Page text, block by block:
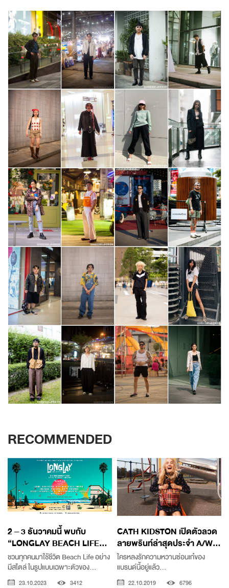
RECOMMENDED
2 – 3 ธันวาคมนี้ พบกับ
“LONGLAY BEACH LIFE...
ชวนทุกคนมาใช้ชีวิต Beach Life อย่าง
มีสไตล์ ในรูปแบบเฉพาะตัวของ...
23.10.2023 3412
CATH KIDSTON เปิดตัวลวด
ลายพรินท์ล่าสุดประจำ A/W...
ใครหลงรักความหวานซ่อนเก๋ของ
แบรนด์นี้อยู่แล้ว...
22.10.2019 6796